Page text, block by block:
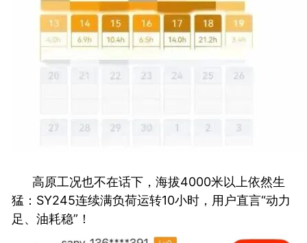
高原工况也不在话下，海拔4000米以上依然生
猛：SY245连续满负荷运转10小时，用户直言“动力
足、油耗稳”！